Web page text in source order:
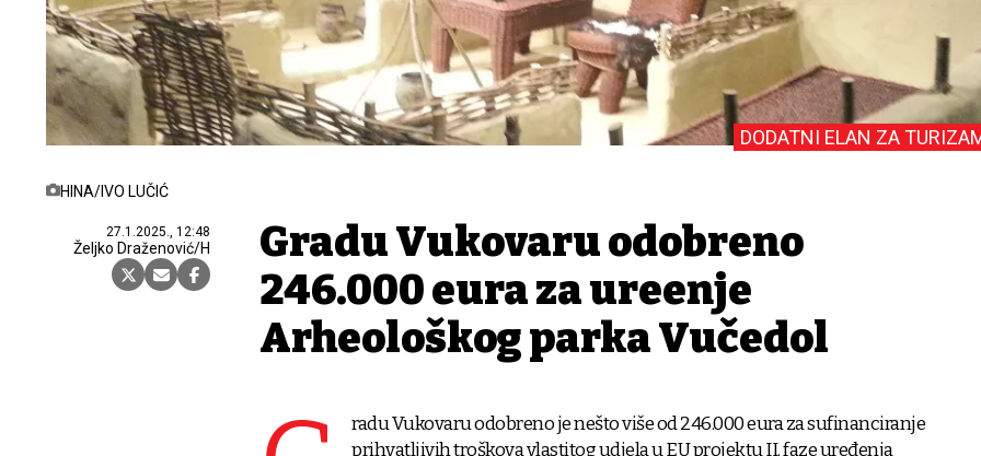
HINA/IVO LUČIĆ
27.1.2025., 12:48
Željko Draženović/H
DODATNI ELAN ZA
Gradu Vukovaru odobreno
246.000 eura za uređenje
Arheološkog parka Vučedol
radu Vukovaru odobreno je nešto više od 246.000 eura za sufinanciranje
prihvatljivih troškova vlastitog udjela u EU projektu II. faze uređenja